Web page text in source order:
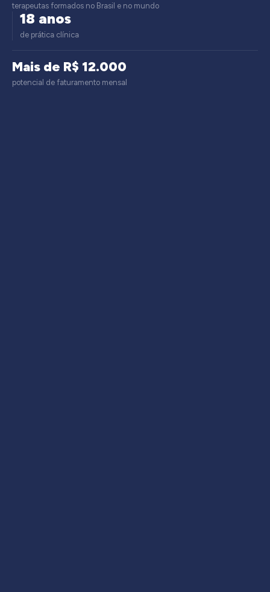
terapeutas formados no Brasil e no mundo
18 anos
de prática clínica
Mais de R$ 12.000
potencial de faturamento mensal